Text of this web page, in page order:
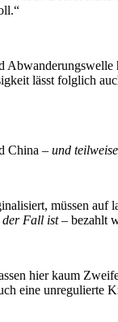
lässt folglich
China – und
müssen auf
der Fall ist– bezahlt
hier kaum
eine unregulierte